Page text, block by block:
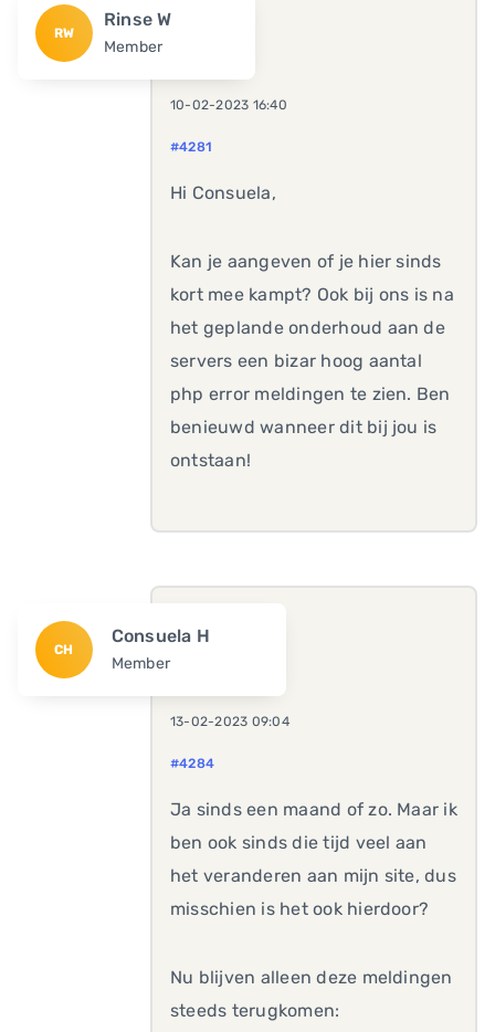
RW
Rinse W
Member
10-02-2023 16:40
#4281
Hi Consuela,
Kan je aangeven of je hier sinds
kort mee kampt? Ook bij ons is na
het geplande onderhoud aan de
servers een bizar hoog aantal
php error meldingen te zien. Ben
benieuwd wanneer dit bij jou is
ontstaan!
CH
Consuela H
Member
13-02-2023 09:04
#4284
Ja sinds een maand of zo. Maar ik
ben ook sinds die tijd veel aan
het veranderen aan mijn site, dus
misschien is het ook hierdoor?
Nu blijven alleen deze meldingen
steeds terugkomen: